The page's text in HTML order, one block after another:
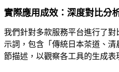
實際應用成效：深度對比分
我們針對多款服務平台進行了
示詞，包含「傳統日本茶道、
節描述，以觀察各工具的生成表